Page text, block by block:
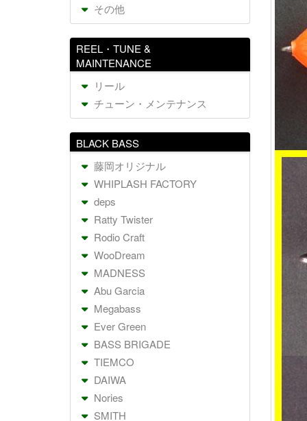
その他
REEL・TUNE &
MAINTENANCE
リール
チューン・メンテナンス
BLACK BASS
藤岡オリジナル
WHIPLASH FACTORY
deps
Ratty Twister
Rodio Craft
WooDream
MADNESS
Abu Garcia
Megabass
Ever Green
BASS BRIGADE
TIEMCO
DAIWA
Nories
SMITH